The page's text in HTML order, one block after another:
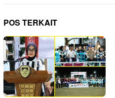
POS TERKAIT